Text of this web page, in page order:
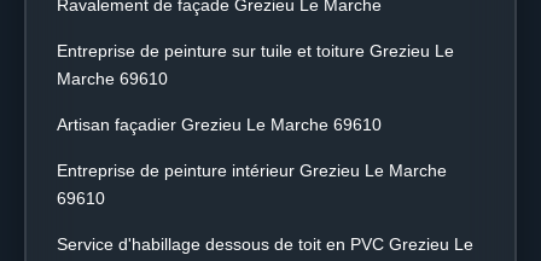
Ravalement de façade Grezieu Le Marche
Entreprise de peinture sur tuile et toiture Grezieu Le
Marche 69610
Artisan façadier Grezieu Le Marche 69610
Entreprise de peinture intérieur Grezieu Le Marche
69610
Service d'habillage dessous de toit en PVC Grezieu Le